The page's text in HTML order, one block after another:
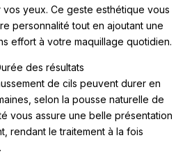
vos yeux. Ce geste esthétique vous
personnalité tout en ajoutant une
effort à votre maquillage quotidien.
des résultats
de cils peuvent durer en
selon la pousse naturelle de
vous assure une belle présentation
rendant le traitement à la fois